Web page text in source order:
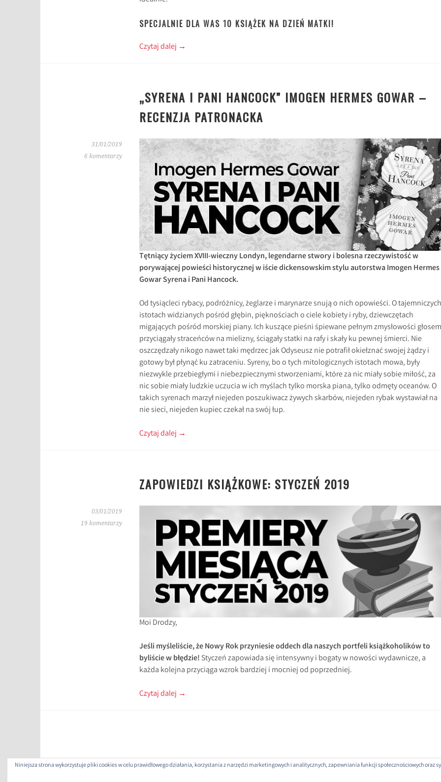
SPECJALNIE DLA WAS 10 KSIĄŻEK NA DZIEŃ MATKI!
Czytaj dalej →
„SYRENA I PANI HANCOCK” IMOGEN HERMES GOWAR –
RECENZJA PATRONACKA
31/01/2019
6 komentarzy
Tętniący życiem XVIII-wieczny Londyn, legendarne stwory i bolesna rzeczywistość w
porywającej powieści historycznej w iście dickensowskim stylu autorstwa Imogen Hermes
Gowar Syrena i Pani Hancock.
Od tysiącleci rybacy, podróżnicy, żeglarze i marynarze snują o nich opowieści. O tajemniczych
istotach widzianych pośród głębin, pięknościach o ciele kobiety i ryby, dziewczętach
migających pośród morskiej piany. Ich kuszące pieśni śpiewane pełnym zmysłowości głosem
przyciągały straceńców na mielizny, ściągały statki na rafy i skały ku pewnej śmierci. Nie
oszczędzały nikogo nawet taki mędrzec jak Odyseusz nie potrafił okiełznać swojej żądzy i
gotowy był płynąć ku zatraceniu. Syreny, bo o tych mitologicznych istotach mowa, były
niezwykle przebiegłymi i niebezpiecznymi stworzeniami, które za nic miały sobie miłość, za
nic sobie miały ludzkie uczucia w ich myślach tylko morska piana, tylko odmęty oceanów. O
takich syrenach marzył niejeden poszukiwacz żywych skarbów, niejeden rybak wystawiał na
nie sieci, niejeden kupiec czekał na swój łup.
Czytaj dalej →
ZAPOWIEDZI KSIĄŻKOWE: STYCZEŃ 2019
03/01/2019
19 komentarzy
Moi Drodzy,
Jeśli myśleliście, że Nowy Rok przyniesie oddech dla naszych portfeli książkoholików to
byliście w błędzie! Styczeń zapowiada się intensywny i bogaty w nowości wydawnicze, a
każda kolejna przyciąga wzrok bardziej i mocniej od poprzedniej.
Czytaj dalej →
Niniejsza strona wykorzystuje pliki cookies w celu prawidłowego działania, korzystania z narzędzi marketingowych i analitycznych, zapewniania funkcji społecznościowych oraz